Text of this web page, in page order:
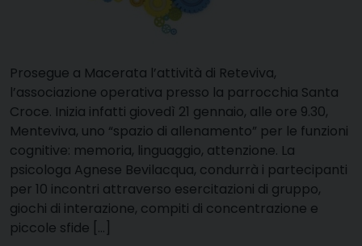
Prosegue a Macerata l’attività di Reteviva,
l’associazione operativa presso la parrocchia Santa
Croce. Inizia infatti giovedì 21 gennaio, alle ore 9.30,
Menteviva, uno “spazio di allenamento” per le funzioni
cognitive: memoria, linguaggio, attenzione. La
psicologa Agnese Bevilacqua, condurrà i partecipanti
per 10 incontri attraverso esercitazioni di gruppo,
giochi di interazione, compiti di concentrazione e
piccole sfide […]